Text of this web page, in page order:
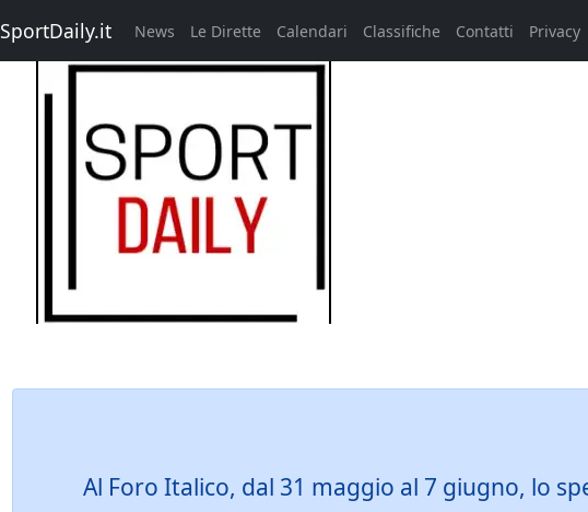
SportDaily.it News Le Dirette Calendari Classifiche Contatti Privacy
Al Foro Italico, dal 31 maggio al 7 giugno, lo